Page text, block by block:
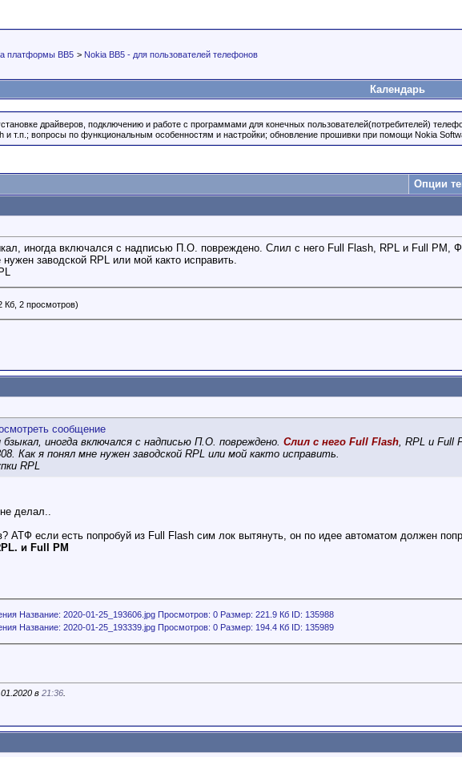
платформы BB5 > Nokia BB5 - для пользователей телефонов
Календарь
драйверов, подключению и работе с программами для конечных пользователей(потребителей)
и т.п.; вопросы по функциональным особенностям и настройки; обновление прошивки при помощи Nokia
Опции
иногда включался с надписью П.О. повреждено. Слил с него Full Flash, RPL и Full PM,
заводской RPL или мой както исправить.
Кб, 2 просмотров)
иногда включался с надписью П.О. повреждено. Слил с него Full Flash, RPL и Full
Как я понял мне нужен заводской RPL или мой както исправить.
RPL
делал..
АТФ если есть попробуй из Full Flash сим лок вытянуть, он по идее автоматом должен
и Full PM
в 21:36